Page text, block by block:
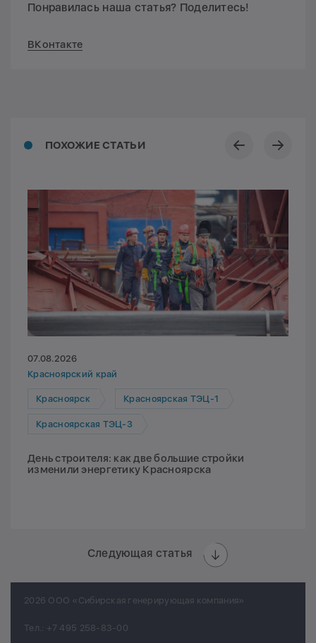
Понравилась наша статья? Поделитесь!
ВКонтакте
ПОХОЖИЕ СТАТЬИ
07.08.2026
Красноярский край
Красноярск Красноярская ТЭЦ-1
Красноярская ТЭЦ-3
День строителя: как две большие стройки
изменили энергетику Красноярска
Следующая статья
2026 ООО «Сибирская генерирующая компания»
Тел.: +7 495 258-83-00